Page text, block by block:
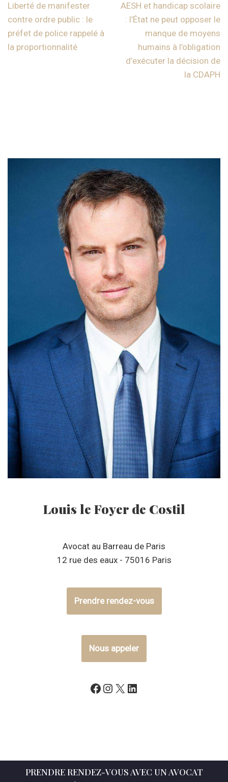
Liberté de manifester
contre ordre public : le
préfet de police rappelé à
la proportionnalité
AESH et handicap scolaire
: l’État ne peut opposer le
manque de moyens
humains à l’obligation
d’exécuter la décision de
la CDAPH
Louis le Foyer de Costil
Avocat au Barreau de Paris
12 rue des eaux - 75016 Paris
Prendre rendez-vous
Nous appeler
PRENDRE RENDEZ-VOUS AVEC UN AVOCAT